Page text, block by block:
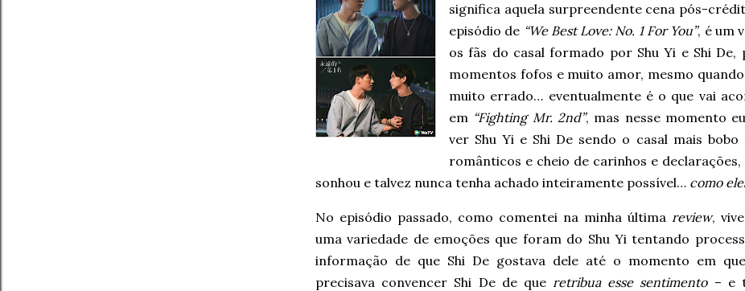
significa aquela surpreendente cena pós-
episódio de “We Best Love: No. 1 For You”, é um
os fãs do casal formado por Shu Yi e Shi De,
momentos fofos e muito amor, mesmo
muito errado… eventualmente é o que vai
em “Fighting Mr. 2nd”, mas nesse momento
ver Shu Yi e Shi De sendo o casal mais
românticos e cheio de carinhos e
sonhou e talvez nunca tenha achado inteiramente possível… como
No episódio passado, como comentei na minha última review,
uma variedade de emoções que foram do Shu Yi tentando
informação de que Shi De gostava dele até o momento em
precisava convencer Shi De de queretribua esse sentimento– e